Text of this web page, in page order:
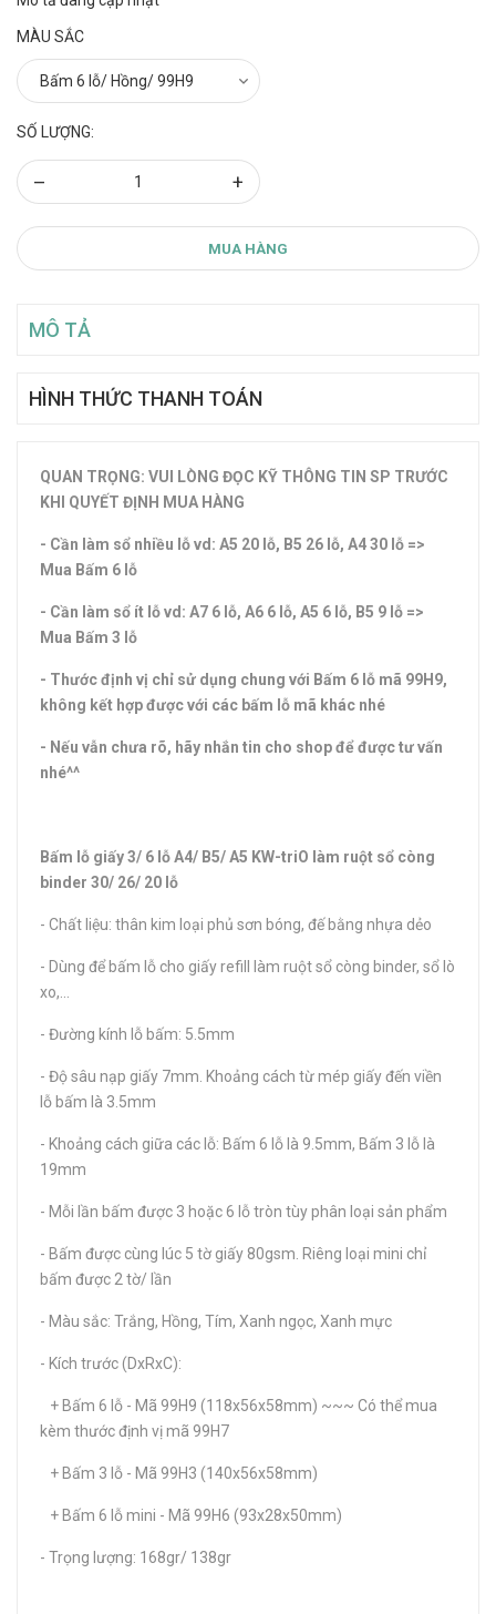
MÀU SẮC
SỐ LƯỢNG:
– +
MUA HÀNG
MÔ TẢ
HÌNH THỨC THANH TOÁN
QUAN TRỌNG: VUI LÒNG ĐỌC KỸ THÔNG TIN SP TRƯỚC
KHI QUYẾT ĐỊNH MUA HÀNG
- Cần làm sổ nhiều lỗ vd: A5 20 lỗ, B5 26 lỗ, A4 30 lỗ =>
Mua Bấm 6 lỗ
- Cần làm sổ ít lỗ vd: A7 6 lỗ, A6 6 lỗ, A5 6 lỗ, B5 9 lỗ =>
Mua Bấm 3 lỗ
- Thước định vị chỉ sử dụng chung với Bấm 6 lỗ mã 99H9,
không kết hợp được với các bấm lỗ mã khác nhé
- Nếu vẫn chưa rõ, hãy nhắn tin cho shop để được tư vấn
nhé^^
Bấm lỗ giấy 3/ 6 lỗ A4/ B5/ A5 KW-triO làm ruột sổ còng
binder 30/ 26/ 20 lỗ
- Chất liệu: thân kim loại phủ sơn bóng, đế bằng nhựa dẻo
- Dùng để bấm lỗ cho giấy refill làm ruột sổ còng binder, sổ lò
xo,...
- Đường kính lỗ bấm: 5.5mm
- Độ sâu nạp giấy 7mm. Khoảng cách từ mép giấy đến viền
lỗ bấm là 3.5mm
- Khoảng cách giữa các lỗ: Bấm 6 lỗ là 9.5mm, Bấm 3 lỗ là
19mm
- Mỗi lần bấm được 3 hoặc 6 lỗ tròn tùy phân loại sản phẩm
- Bấm được cùng lúc 5 tờ giấy 80gsm. Riêng loại mini chỉ
bấm được 2 tờ/ lần
- Màu sắc: Trắng, Hồng, Tím, Xanh ngọc, Xanh mực
- Kích trước (DxRxC):
+ Bấm 6 lỗ - Mã 99H9 (118x56x58mm) ~~~ Có thể mua
kèm thước định vị mã 99H7
+ Bấm 3 lỗ - Mã 99H3 (140x56x58mm)
+ Bấm 6 lỗ mini - Mã 99H6 (93x28x50mm)
- Trọng lượng: 168gr/ 138gr